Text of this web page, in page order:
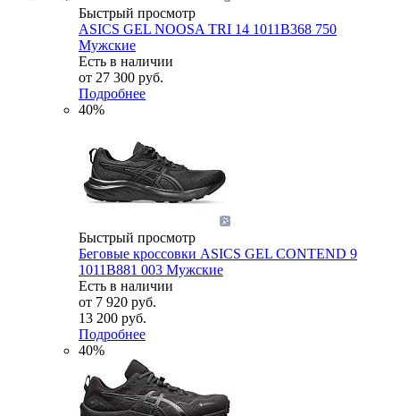
Быстрый просмотр
ASICS GEL NOOSA TRI 14 1011B368 750
Мужские
Есть в наличии
от 27 300 руб.
Подробнее
40%
Быстрый просмотр
Беговые кроссовки ASICS GEL CONTEND 9
1011B881 003 Мужские
Есть в наличии
от 7 920 руб.
13 200 руб.
Подробнее
40%